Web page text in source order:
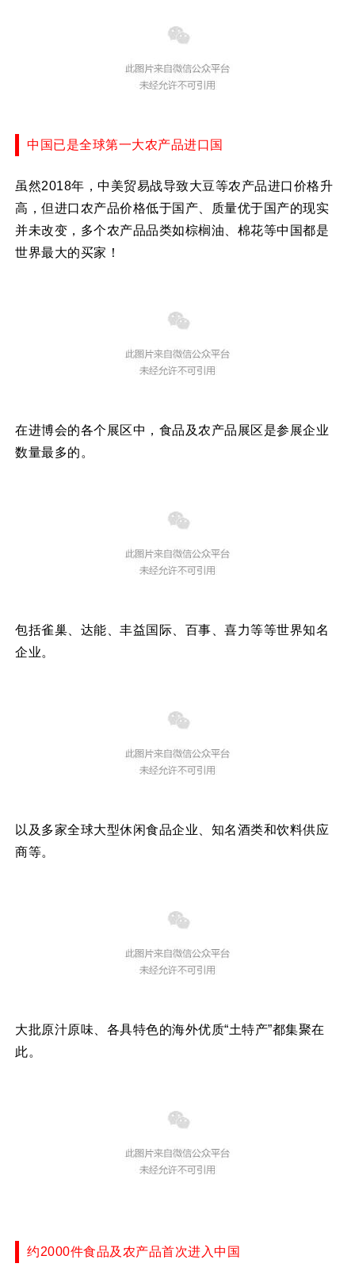
中国已是全球第一大农产品进口国
虽然2018年，中美贸易战导致大豆等农产品进口价格升
高，但进口农产品价格低于国产、质量优于国产的现实
并未改变，多个农产品品类如棕榈油、棉花等中国都是
世界最大的买家！
在进博会的各个展区中，食品及农产品展区是参展企业
数量最多的。
包括雀巢、达能、丰益国际、百事、喜力等等世界知名
企业。
以及多家全球大型休闲食品企业、知名酒类和饮料供应
商等。
大批原汁原味、各具特色的海外优质“土特产”都集聚在
此。
约2000件食品及农产品首次进入中国